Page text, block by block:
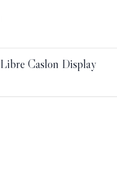
Libre Caslon Display